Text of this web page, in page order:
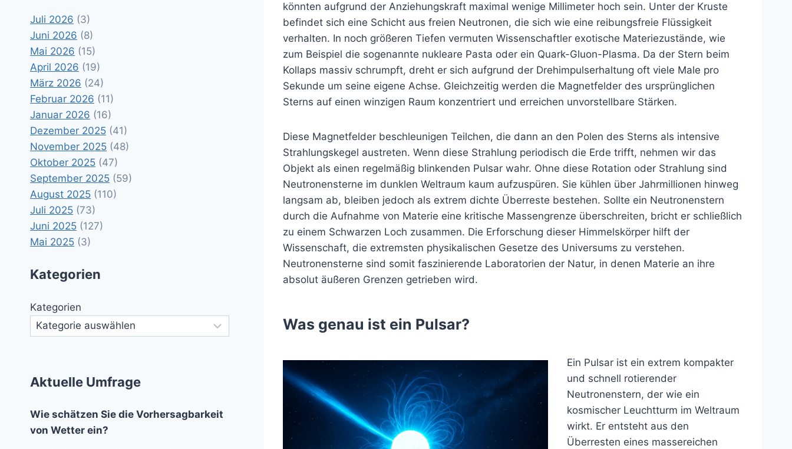
könnten aufgrund der Anziehungskraft maximal wenige Millimeter hoch sein. Unter der Kruste
befindet sich eine Schicht aus freien Neutronen, die sich wie eine reibungsfreie Flüssigkeit
verhalten. In noch größeren Tiefen vermuten Wissenschaftler exotische Materiezustände, wie
zum Beispiel die sogenannte nukleare Pasta oder ein Quark-Gluon-Plasma. Da der Stern beim
Kollaps massiv schrumpft, dreht er sich aufgrund der Drehimpulserhaltung oft viele Male pro
Sekunde um seine eigene Achse. Gleichzeitig werden die Magnetfelder des ursprünglichen
Sterns auf einen winzigen Raum konzentriert und erreichen unvorstellbare Stärken.
Diese Magnetfelder beschleunigen Teilchen, die dann an den Polen des Sterns als intensive
Strahlungskegel austreten. Wenn diese Strahlung periodisch die Erde trifft, nehmen wir das
Objekt als einen regelmäßig blinkenden Pulsar wahr. Ohne diese Rotation oder Strahlung sind
Neutronensterne im dunklen Weltraum kaum aufzuspüren. Sie kühlen über Jahrmillionen hinweg
langsam ab, bleiben jedoch als extrem dichte Überreste bestehen. Sollte ein Neutronenstern
durch die Aufnahme von Materie eine kritische Massengrenze überschreiten, bricht er schließlich
zu einem Schwarzen Loch zusammen. Die Erforschung dieser Himmelskörper hilft der
Wissenschaft, die extremsten physikalischen Gesetze des Universums zu verstehen.
Neutronensterne sind somit faszinierende Laboratorien der Natur, in denen Materie an ihre
absolut äußeren Grenzen getrieben wird.
Was genau ist ein Pulsar?
Ein Pulsar ist ein extrem kompakter
und schnell rotierender
Neutronenstern, der wie ein
kosmischer Leuchtturm im Weltraum
wirkt. Er entsteht aus den
Überresten eines massereichen
Juli 2026 (3)
Juni 2026 (8)
Mai 2026 (15)
April 2026 (19)
März 2026 (24)
Februar 2026 (11)
Januar 2026 (16)
Dezember 2025 (41)
November 2025 (48)
Oktober 2025 (47)
September 2025 (59)
August 2025 (110)
Juli 2025 (73)
Juni 2025 (127)
Mai 2025 (3)
Kategorien
Kategorien
Aktuelle Umfrage
Wie schätzen Sie die Vorhersagbarkeit
von Wetter ein?